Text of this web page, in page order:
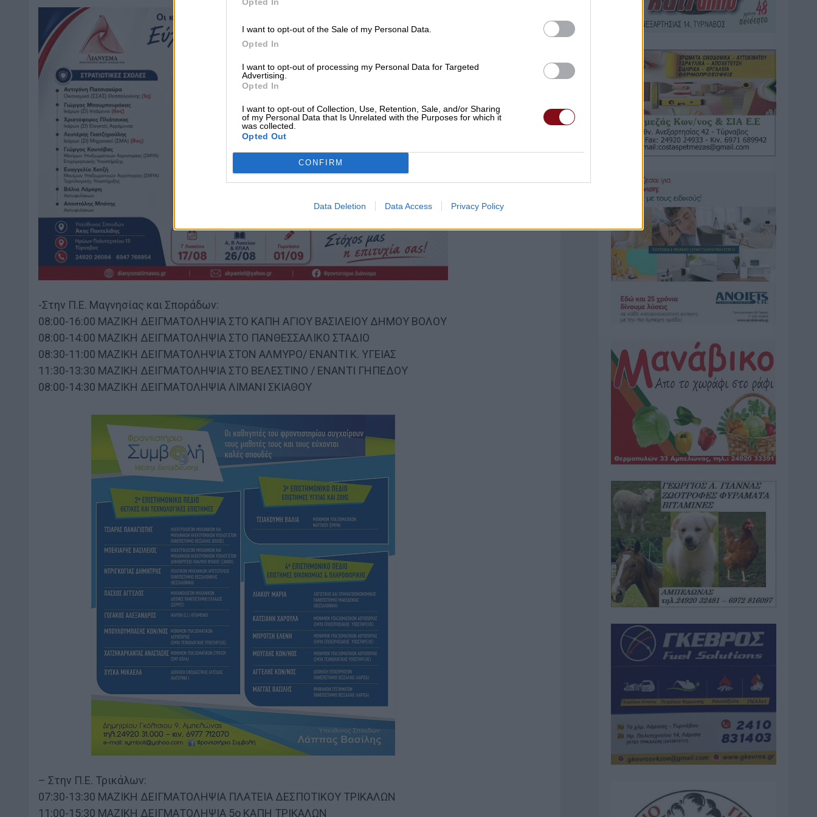
I want to opt-out of the Sale of my Personal Data.
Opted In
I want to opt-out of processing my Personal Data for Targeted
Advertising.
Opted In
I want to opt-out of Collection, Use, Retention, Sale, and/or Sharing
of my Personal Data that Is Unrelated with the Purposes for which it
was collected.
Opted Out
CONFIRM
Data Deletion Data Access Privacy Policy
-Στην Π.Ε. Μαγνησίας και Σποράδων:
08:00-16:00 ΜΑΖΙΚΗ ΔΕΙΓΜΑΤΟΛΗΨΙΑ ΣΤΟ ΚΑΠΗ ΑΓΙΟΥ ΒΑΣΙΛΕΙΟΥ ΔΗΜΟΥ ΒΟΛΟΥ
08:00-14:00 ΜΑΖΙΚΗ ΔΕΙΓΜΑΤΟΛΗΨΙΑ ΣΤΟ ΠΑΝΘΕΣΣΑΛΙΚΟ ΣΤΑΔΙΟ
08:30-11:00 ΜΑΖΙΚΗ ΔΕΙΓΜΑΤΟΛΗΨΙΑ ΣΤΟΝ ΑΛΜΥΡΟ/ ΕΝΑΝΤΙ Κ. ΥΓΕΙΑΣ
11:30-13:30 ΜΑΖΙΚΗ ΔΕΙΓΜΑΤΟΛΗΨΙΑ ΣΤΟ ΒΕΛΕΣΤΙΝΟ / ΕΝΑΝΤΙ ΓΗΠΕΔΟΥ
08:00-14:30 ΜΑΖΙΚΗ ΔΕΙΓΜΑΤΟΛΗΨΙΑ ΛΙΜΑΝΙ ΣΚΙΑΘΟΥ
– Στην Π.Ε. Τρικάλων:
07:30-13:30 ΜΑΖΙΚΗ ΔΕΙΓΜΑΤΟΛΗΨΙΑ ΠΛΑΤΕΙΑ ΔΕΣΠΟΤΙΚΟΥ ΤΡΙΚΑΛΩΝ
11:00-15:30 ΜΑΖΙΚΗ ΔΕΙΓΜΑΤΟΛΗΨΙΑ 5ο ΚΑΠΗ ΤΡΙΚΑΛΩΝ